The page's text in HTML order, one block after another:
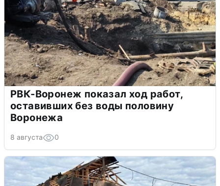
РВК-Воронеж показал ход работ,
оставивших без воды половину
Воронежа
8 августа 0